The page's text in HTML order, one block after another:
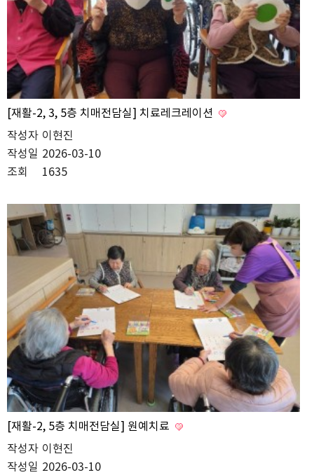
[재활-2, 3, 5층 치매전담실] 치료레크레이션
작성자 이현진
작성일 2026-03-10
조회
1635
[재활-2, 5층 치매전담실] 원예치료
작성자 이현진
작성일 2026-03-10